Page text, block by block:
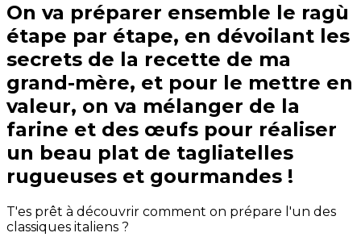
On va préparer ensemble le ragù
étape par étape, en dévoilant les
secrets de la recette de ma
grand-mère, et pour le mettre en
valeur, on va mélanger de la
farine et des œufs pour réaliser
un beau plat de tagliatelles
rugueuses et gourmandes !
T'es prêt à découvrir comment on prépare l'un des
classiques italiens ?